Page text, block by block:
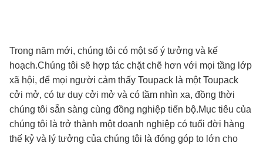
Trong năm mới, chúng tôi có một số ý tưởng và kế
hoạch.Chúng tôi sẽ hợp tác chặt chẽ hơn với mọi tầng lớp
xã hội, để mọi người cảm thấy Toupack là một Toupack
cởi mở, có tư duy cởi mở và có tầm nhìn xa, đồng thời
chúng tôi sẵn sàng cùng đồng nghiệp tiến bộ.Mục tiêu của
chúng tôi là trở thành một doanh nghiệp có tuổi đời hàng
thế kỷ và lý tưởng của chúng tôi là đóng góp to lớn cho